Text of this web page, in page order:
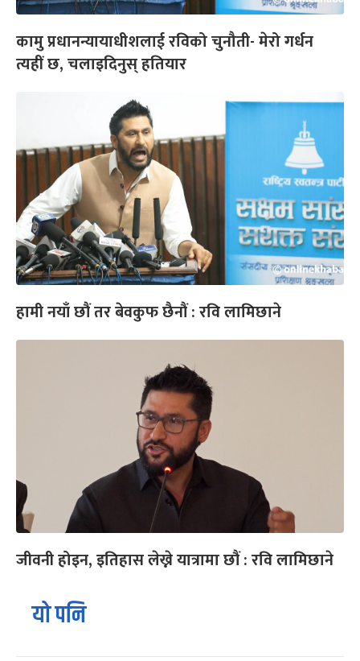
कामु प्रधानन्यायाधीशलाई रविको चुनौती- मेरो गर्धन
त्यहीं छ, चलाइदिनुस् हतियार
हामी नयाँ छौं तर बेवकुफ छैनौं : रवि लामिछाने
जीवनी होइन, इतिहास लेख्ने यात्रामा छौं : रवि लामिछाने
यो पनि